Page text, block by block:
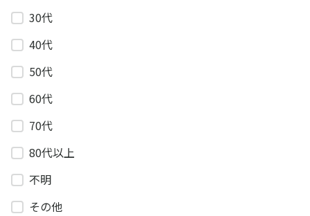
30代
40代
50代
60代
70代
80代以上
不明
その他